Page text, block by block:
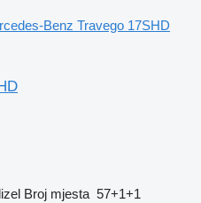
Benz Travego 17SHD
Broj mjesta 57+1+1